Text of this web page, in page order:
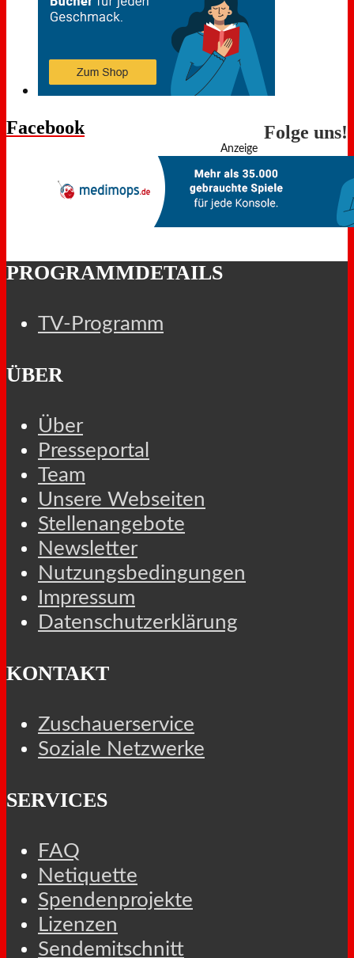
Facebook Folge uns!
Anzeige
PROGRAMMDETAILS
TV-Programm
ÜBER
Über
Presseportal
Team
Unsere Webseiten
Stellenangebote
Newsletter
Nutzungsbedingungen
Impressum
Datenschutzerklärung
KONTAKT
Zuschauerservice
Soziale Netzwerke
SERVICES
FAQ
Netiquette
Spendenprojekte
Lizenzen
Sendemitschnitt